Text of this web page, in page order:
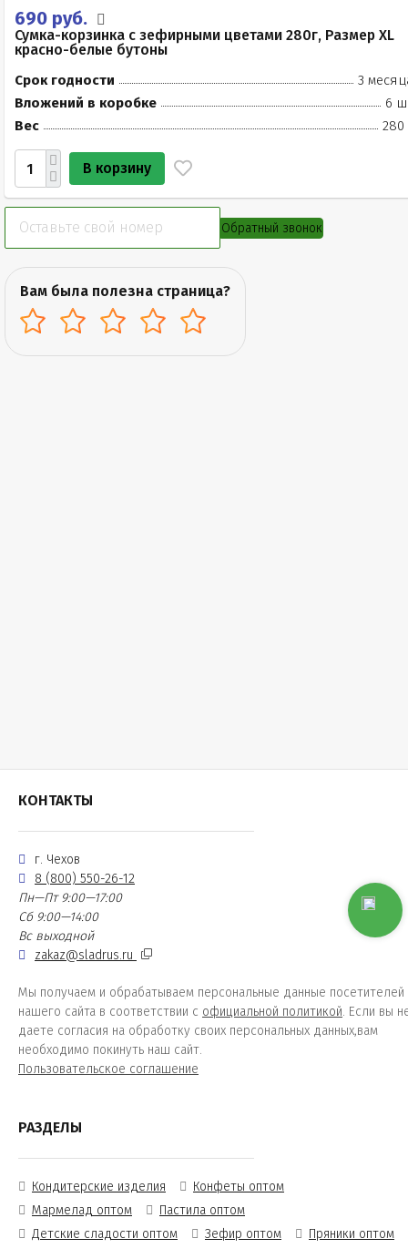
690 руб.
Сумка-корзинка с зефирными цветами 280г, Размер XL
красно-белые бутоны
Срок годности
3
Вложений в коробке
6
Вес
280
В корзину
Обратный звонок
Вам была полезна страница?
КОНТАКТЫ
г. Чехов
8 (800) 550-26-12
Пн—Пт 9:00—17:00
Сб 9:00—14:00
Вс выходной
zakaz@sladrus.ru
Мы получаем и обрабатываем персональные данные посетителей
нашего сайта в соответствии с официальной политикой. Если вы
даете согласия на обработку своих персональных данных,вам
необходимо покинуть наш сайт.
Пользовательское соглашение
РАЗДЕЛЫ
Кондитерские изделия
Конфеты оптом
Мармелад оптом
Пастила оптом
Детские сладости оптом
Зефир оптом Пряники оптом